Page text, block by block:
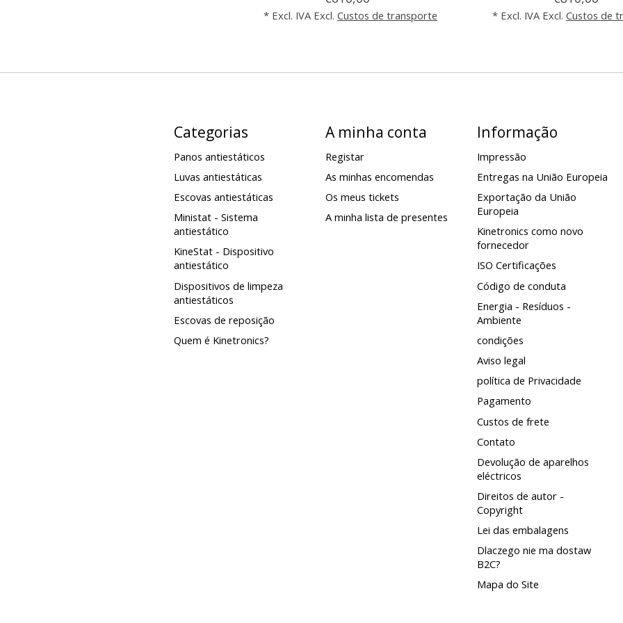
* Excl. IVA Excl.Custos de transporte * Excl. IVA Excl. Custos de
Categorias
Panos antiestáticos
Luvas antiestáticas
Escovas antiestáticas
Ministat - Sistema
antiestático
KineStat - Dispositivo
antiestático
Dispositivos de limpeza
antiestáticos
Escovas de reposição
Quem é Kinetronics?
A minha conta
Registar
As minhas encomendas
Os meus tickets
A minha lista de presentes
Informação
Impressão
Entregas na União Europeia
Exportação da União
Europeia
Kinetronics como novo
fornecedor
ISO Certificações
Código de conduta
Energia - Resíduos -
Ambiente
condições
Aviso legal
política de Privacidade
Pagamento
Custos de frete
Contato
Devolução de aparelhos
eléctricos
Direitos de autor -
Copyright
Lei das embalagens
Dlaczego nie ma dostaw
B2C?
Mapa do Site